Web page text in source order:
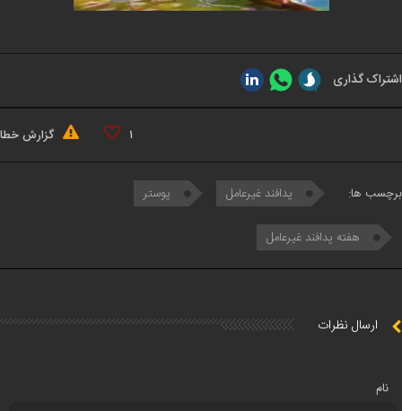
اشتراک گذاری
۱ گزارش خطا
برچسب ها: پدافند غیرعامل پوستر
هفته پدافند غیرعامل
ارسال نظرات
نام